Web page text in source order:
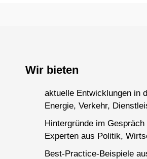
Wir bieten
aktuelle Entwicklungen in
Energie, Verkehr,
Hintergründe im
Experten aus Politik,
Best-Practice-Beispiele